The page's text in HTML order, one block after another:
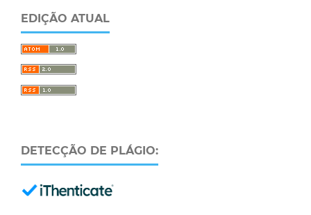
EDIÇÃO ATUAL
DETECÇÃO DE PLÁGIO: